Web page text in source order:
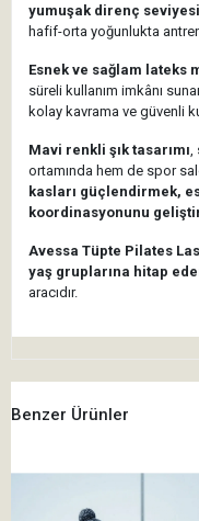
yumuşak direnç seviyesi
hafif-orta yoğunlukta
Esnek ve sağlam lateks
süreli kullanım imkânı
kolay kavrama ve güvenli
Mavi renkli şık tasarımı
ortamında hem de spor
kasları güçlendirmek,
koordinasyonunu
Avessa Tüpte Pilates
yaş gruplarına hitap
aracıdır.
Benzer Ürünler